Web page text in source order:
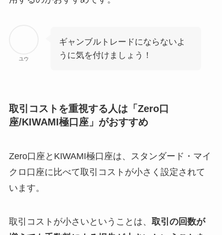
ユウ
ギャンブルトレードにならないよ
うに気を付けましょう！
取引コストを重視する人は「Zero口
座/KIWAMI極口座」がおすすめ
Zero口座とKIWAMI極口座は、スタンダード・マイ
クロ口座に比べて取引コストが小さく設定されて
います。
取引コストが小さいということは、 取引の回数が